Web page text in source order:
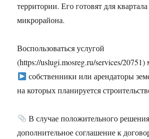
территории. Его готовят для
микрорайона.
Воспользоваться услугой
(https://uslugi.mosreg.ru/services/20751)
собственники или арендаторы
на которых планируется
В случае положительного решения
дополнительное соглашение к